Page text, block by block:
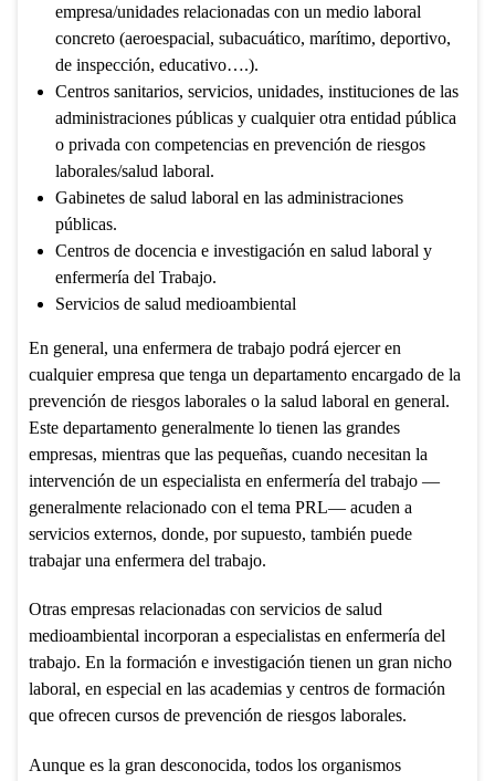
empresa/unidades relacionadas con un medio laboral
concreto (aeroespacial, subacuático, marítimo, deportivo,
de inspección, educativo….).
Centros sanitarios, servicios, unidades, instituciones de las
administraciones públicas y cualquier otra entidad pública
o privada con competencias en prevención de riesgos
laborales/salud laboral.
Gabinetes de salud laboral en las administraciones
públicas.
Centros de docencia e investigación en salud laboral y
enfermería del Trabajo.
Servicios de salud medioambiental
En general, una enfermera de trabajo podrá ejercer en
cualquier empresa que tenga un departamento encargado de la
prevención de riesgos laborales o la salud laboral en general.
Este departamento generalmente lo tienen las grandes
empresas, mientras que las pequeñas, cuando necesitan la
intervención de un especialista en enfermería del trabajo —
generalmente relacionado con el tema PRL— acuden a
servicios externos, donde, por supuesto, también puede
trabajar una enfermera del trabajo.
Otras empresas relacionadas con servicios de salud
medioambiental incorporan a especialistas en enfermería del
trabajo. En la formación e investigación tienen un gran nicho
laboral, en especial en las academias y centros de formación
que ofrecen cursos de prevención de riesgos laborales.
Aunque es la gran desconocida, todos los organismos